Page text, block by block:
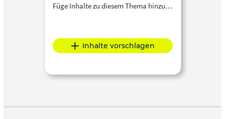
Füge Inhalte zu diesem Thema hinzu…
Inhalte vorschlagen